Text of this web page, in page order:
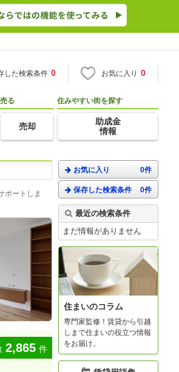
した検索条件 0 お気に入り 0
売る
売却
住みやすい街を探す
助成金
情報
ポートしま
2,865 件
お気に入り 0件
保存した検索条件 0件
最近の検索条件
まだ情報がありません
住まいのコラム
専門家監修！賃貸から引越
しまで住まいの役立つ情報
をお届け。